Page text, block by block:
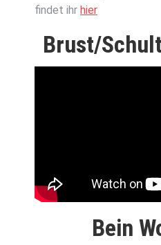
findet ihr hier
Brust/
Bein